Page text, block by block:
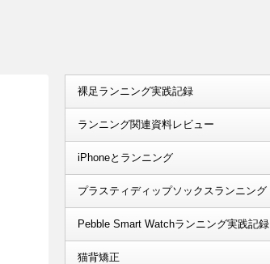
裸足ランニング実践記録
ランニング関連資料レビュー
iPhoneとランニング
プラスティディップソックスランニング
Pebble Smart Watchランニング実践記録
猫背矯正